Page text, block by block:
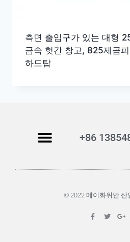
측면 출입구가 있는 대형
금속 헛간 창고, 825제곱
하드탑
+86
© 2022 메이화위안 산